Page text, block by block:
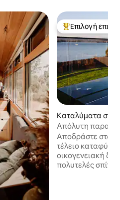
Κορυφαία
Επιλογή
Καταλύματα
auty Point
Αποδράστε στο
τέλειο
οικογενειακή
πολυτελές σπίτι